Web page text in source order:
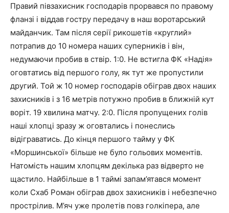
Правий півзахисник господарів прорвався по правому
фланзі і віддав гостру передачу в наш воротарський
майданчик. Там після серії рикошетів «круглий»
потрапив до 10 номера наших суперників і він,
недумаючи пробив в ствір. 1:0. Не встигла ФК «Надія»
оговтатись від першого голу, як тут же пропустили
другий. Той ж 10 номер господарів обіграв двох наших
захисників і з 16 метрів потужно пробив в ближній кут
воріт. 19 хвилина матчу. 2:0. Після пропущених голів
наші хлопці зразу ж оговтались і понеслись
відіграватись. До кінця першого тайму у ФК
«Моршинської» більше не було гольових моментів.
Натомість нашим хлопцям декілька раз відверто не
щастило. Найбільше в 1 таймі запам’ятався момент
коли Схаб Роман обіграв двох захисників і небезпечно
прострілив. М’яч уже пролетів повз голкіпера, але